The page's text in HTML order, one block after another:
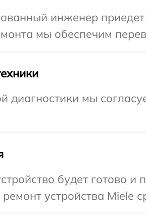
инженер
мы обеспечим
диагностики мы
будет готово
устройства Miele